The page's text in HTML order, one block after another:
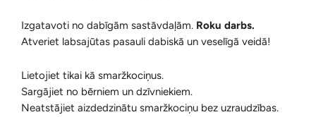
Izgatavoti no dabīgām sastāvdaļām. Roku darbs.
Atveriet labsajūtas pasauli dabiskā un veselīgā veidā!
Lietojiet tikai kā smaržkociņus.
Sargājiet no bērniem un dzīvniekiem.
Neatstājiet aizdedzinātu smaržkociņu bez uzraudzības.